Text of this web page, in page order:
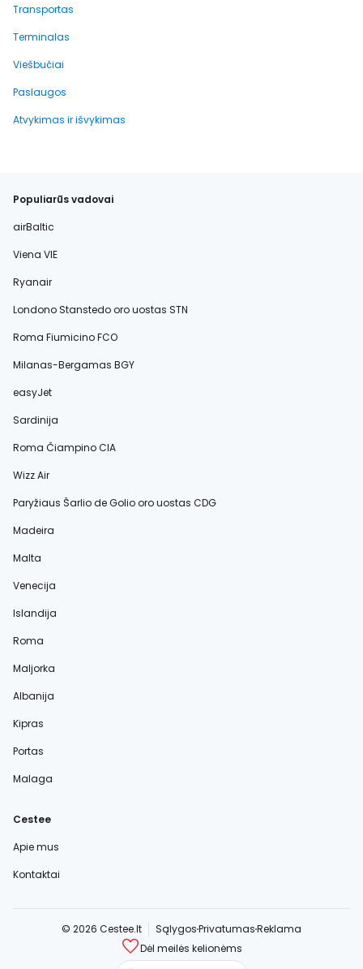
Transportas
Terminalas
Viešbučiai
Paslaugos
Atvykimas ir išvykimas
Populiarūs vadovai
airBaltic
Viena VIE
Ryanair
Londono Stanstedo oro uostas STN
Roma Fiumicino FCO
Milanas-Bergamas BGY
easyJet
Sardinija
Roma Čiampino CIA
Wizz Air
Paryžiaus Šarlio de Golio oro uostas CDG
Madeira
Malta
Venecija
Islandija
Roma
Maljorka
Albanija
Kipras
Portas
Malaga
Cestee
Apie mus
Kontaktai
© 2026 Cestee.lt SąlygosPrivatumasReklama
Dėl meilės kelionėms
cestee.com